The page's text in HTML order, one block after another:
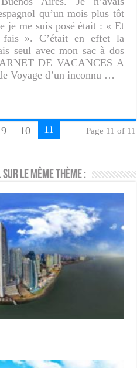
qu’un mois plus tôt
je me suis posé était : « Et
fais ». C’était en effet la
seul avec mon sac à dos
DE VACANCES A
Voyage d’un inconnu …
Page 11 of 11
9 10 11
le même thème :